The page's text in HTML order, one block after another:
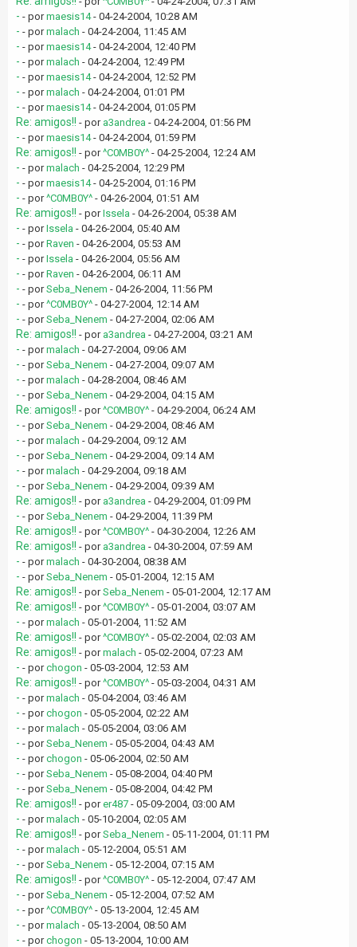
- - pormaesis14- 04-24-2004, 10:28 AM
- - pormalach - 04-24-2004, 11:45 AM
- - pormaesis14- 04-24-2004, 12:40 PM
- - pormalach - 04-24-2004, 12:49 PM
- - pormaesis14- 04-24-2004, 12:52 PM
- - pormalach - 04-24-2004, 01:01 PM
- - pormaesis14- 04-24-2004, 01:05 PM
Re: amigos!! - por a3andrea - 04-24-2004, 01:56 PM
- - pormaesis14- 04-24-2004, 01:59 PM
Re: amigos!! - por^C0MB0Y^ - 04-25-2004, 12:24 AM
- - pormalach - 04-25-2004, 12:29 PM
- - pormaesis14- 04-25-2004, 01:16 PM
- - por^C0MB0Y^ - 04-26-2004, 01:51 AM
Re: amigos!! - porIssela - 04-26-2004, 05:38 AM
- - porIssela - 04-26-2004, 05:40 AM
- - porRaven - 04-26-2004, 05:53 AM
- - porIssela - 04-26-2004, 05:56 AM
- - porRaven - 04-26-2004, 06:11 AM
- - porSeba_Nenem - 04-26-2004, 11:56 PM
- - por^C0MB0Y^ - 04-27-2004, 12:14 AM
- - porSeba_Nenem - 04-27-2004, 02:06 AM
Re: amigos!! - por a3andrea - 04-27-2004, 03:21 AM
- - pormalach - 04-27-2004, 09:06 AM
- - porSeba_Nenem - 04-27-2004, 09:07 AM
- - pormalach - 04-28-2004, 08:46 AM
- - porSeba_Nenem - 04-29-2004, 04:15 AM
Re: amigos!! - por^C0MB0Y^ - 04-29-2004, 06:24 AM
- - porSeba_Nenem - 04-29-2004, 08:46 AM
- - pormalach - 04-29-2004, 09:12 AM
- - porSeba_Nenem - 04-29-2004, 09:14 AM
- - pormalach - 04-29-2004, 09:18 AM
- - porSeba_Nenem - 04-29-2004, 09:39 AM
Re: amigos!! - por a3andrea - 04-29-2004, 01:09 PM
- - porSeba_Nenem - 04-29-2004, 11:39 PM
Re: amigos!! - por^C0MB0Y^ - 04-30-2004, 12:26 AM
Re: amigos!! - por a3andrea - 04-30-2004, 07:59 AM
- - pormalach - 04-30-2004, 08:38 AM
- - porSeba_Nenem - 05-01-2004, 12:15 AM
Re: amigos!! - porSeba_Nenem - 05-01-2004, 12:17 AM
Re: amigos!! - por^C0MB0Y^ - 05-01-2004, 03:07 AM
- - pormalach - 05-01-2004, 11:52 AM
Re: amigos!! - por^C0MB0Y^ - 05-02-2004, 02:03 AM
Re: amigos!! - pormalach - 05-02-2004, 07:23 AM
- - porchogon - 05-03-2004, 12:53 AM
Re: amigos!! - por^C0MB0Y^ - 05-03-2004, 04:31 AM
- - pormalach - 05-04-2004, 03:46 AM
- - porchogon - 05-05-2004, 02:22 AM
- - pormalach - 05-05-2004, 03:06 AM
- - porSeba_Nenem - 05-05-2004, 04:43 AM
- - porchogon - 05-06-2004, 02:50 AM
- - porSeba_Nenem - 05-08-2004, 04:40 PM
- - porSeba_Nenem - 05-08-2004, 04:42 PM
Re: amigos!! - porer487 - 05-09-2004, 03:00 AM
- - pormalach - 05-10-2004, 02:05 AM
Re: amigos!! - porSeba_Nenem - 05-11-2004, 01:11 PM
- - pormalach - 05-12-2004, 05:51 AM
- - porSeba_Nenem - 05-12-2004, 07:15 AM
Re: amigos!! - por^C0MB0Y^ - 05-12-2004, 07:47 AM
- - porSeba_Nenem - 05-12-2004, 07:52 AM
- - por^C0MB0Y^ - 05-13-2004, 12:45 AM
- - pormalach - 05-13-2004, 08:50 AM
- - porchogon - 05-13-2004, 10:00 AM